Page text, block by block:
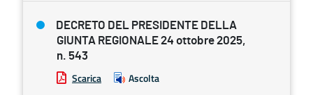
DECRETO DEL PRESIDENTE DELLA
GIUNTA REGIONALE 24 ottobre 2025,
n. 543
Scarica Ascolta